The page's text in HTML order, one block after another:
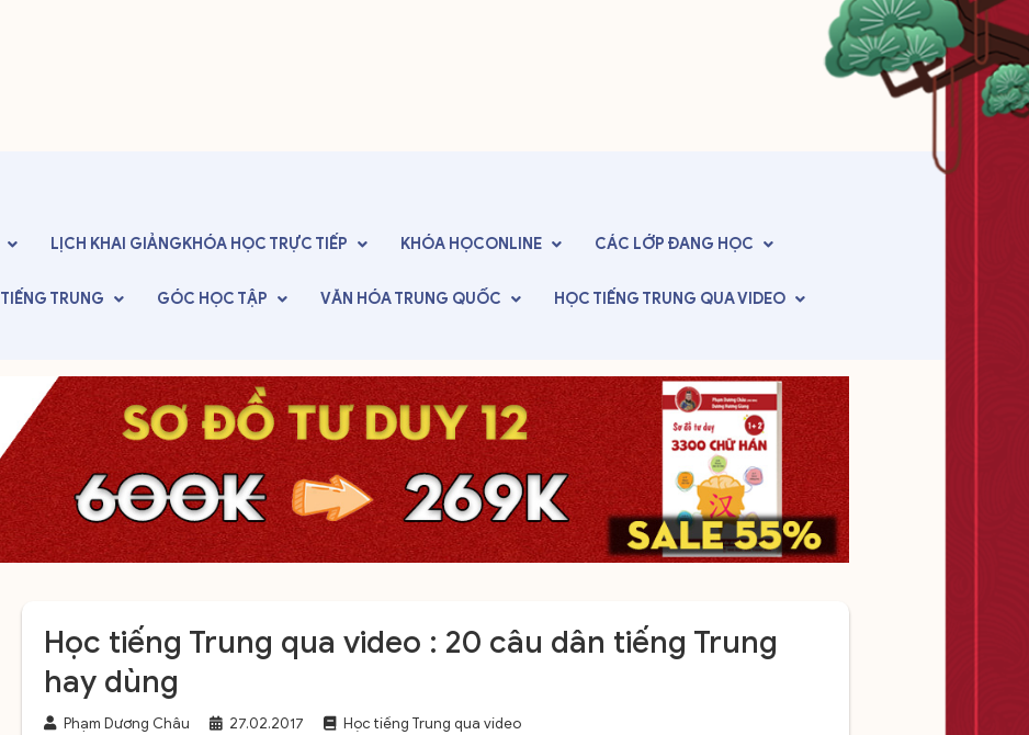
LỊCH KHAI GIẢNGKHÓA HỌC TRỰC TIẾP KHÓA HỌCONLINE CÁC LỚPĐANG HỌC
TIẾNG TRUNG GÓC HỌC TẬP VĂN HÓATRUNG QUỐC HỌC TIẾNG TRUNG QUA VIDEO
Học tiếng Trung qua video : 20 câu dân tiếng Trung
hay dùng
Phạm Dương Châu 27.02.2017 Học tiếng Trung qua video